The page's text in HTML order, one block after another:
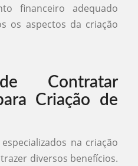
financeiro adequado
os aspectos da criação
Contratar
Criação de
na criação
diversos benefícios.